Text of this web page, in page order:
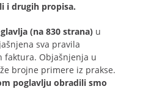
i drugih propisa.
(na 830 strana) u
sva pravila
faktura. Objašnjenja u
brojne primere iz prakse.
poglavlju obradili smo